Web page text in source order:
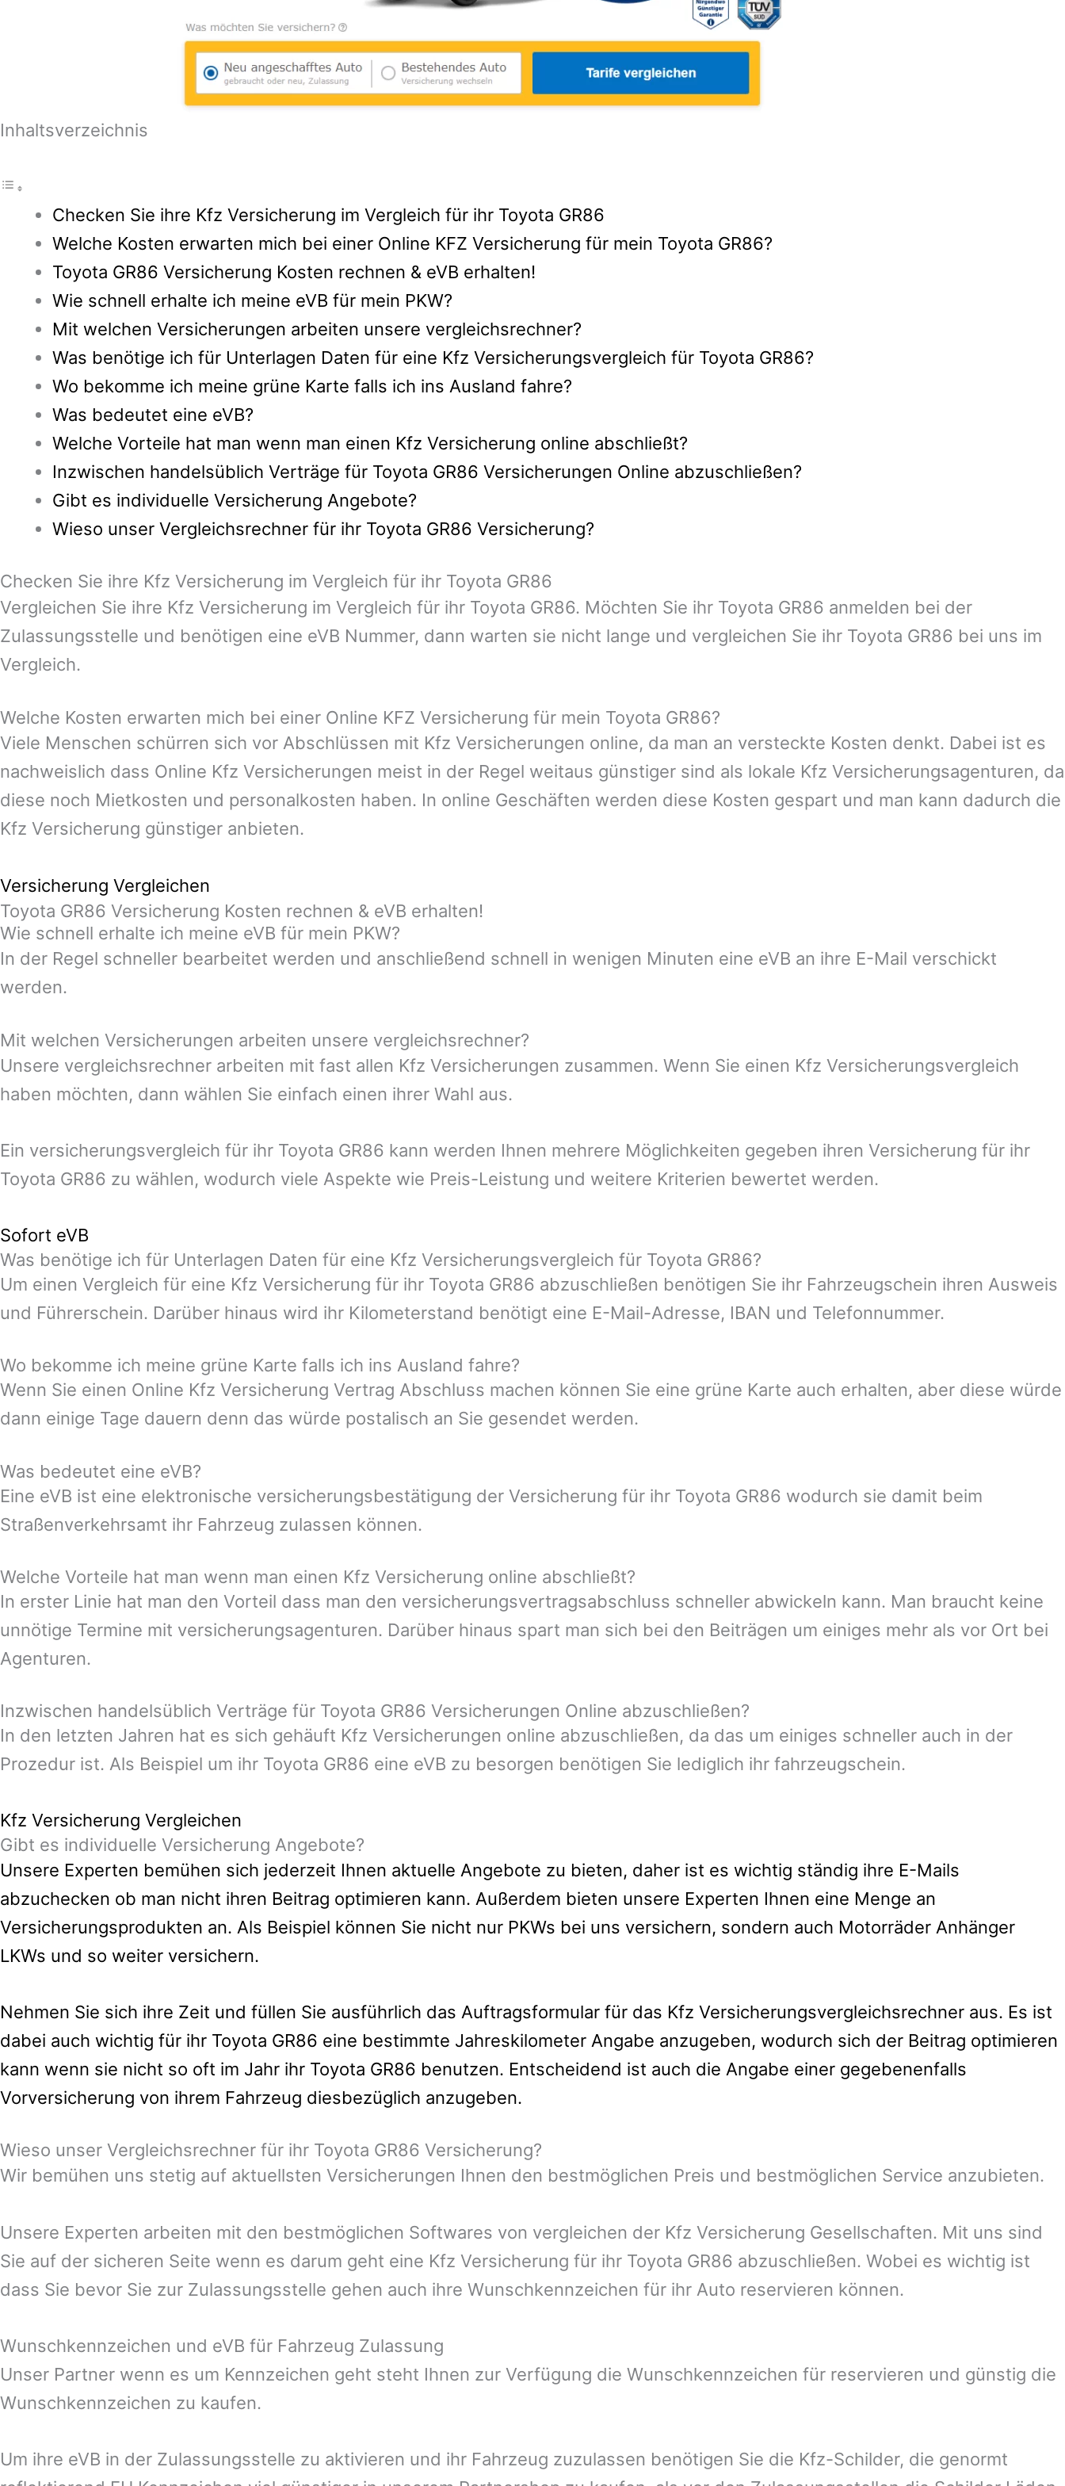
Inhaltsverzeichnis
Checken Sie ihre Kfz Versicherung im Vergleich für ihr Toyota GR86
Welche Kosten erwarten mich bei einer Online KFZ Versicherung für mein Toyota GR86?
Toyota GR86 Versicherung Kosten rechnen & eVB erhalten!
Wie schnell erhalte ich meine eVB für mein PKW?
Mit welchen Versicherungen arbeiten unsere vergleichsrechner?
Was benötige ich für Unterlagen Daten für eine Kfz Versicherungsvergleich für Toyota GR86?
Wo bekomme ich meine grüne Karte falls ich ins Ausland fahre?
Was bedeutet eine eVB?
Welche Vorteile hat man wenn man einen Kfz Versicherung online abschließt?
Inzwischen handelsüblich Verträge für Toyota GR86 Versicherungen Online abzuschließen?
Gibt es individuelle Versicherung Angebote?
Wieso unser Vergleichsrechner für ihr Toyota GR86 Versicherung?
Checken Sie ihre Kfz Versicherung im Vergleich für ihr Toyota GR86
Vergleichen Sie ihre Kfz Versicherung im Vergleich für ihr Toyota GR86. Möchten Sie ihr Toyota GR86 anmelden bei der
Zulassungsstelle und benötigen eine eVB Nummer, dann warten sie nicht lange und vergleichen Sie ihr Toyota GR86 bei uns im
Vergleich.
Welche Kosten erwarten mich bei einer Online KFZ Versicherung für mein Toyota GR86?
Viele Menschen schürren sich vor Abschlüssen mit Kfz Versicherungen online, da man an versteckte Kosten denkt. Dabei ist es
nachweislich dass Online Kfz Versicherungen meist in der Regel weitaus günstiger sind als lokale Kfz Versicherungsagenturen, da
diese noch Mietkosten und personalkosten haben. In online Geschäften werden diese Kosten gespart und man kann dadurch die
Kfz Versicherung günstiger anbieten.
Versicherung Vergleichen
Toyota GR86 Versicherung Kosten rechnen & eVB erhalten!
Wie schnell erhalte ich meine eVB für mein PKW?
In der Regel schneller bearbeitet werden und anschließend schnell in wenigen Minuten eine eVB an ihre E-Mail verschickt
werden.
Mit welchen Versicherungen arbeiten unsere vergleichsrechner?
Unsere vergleichsrechner arbeiten mit fast allen Kfz Versicherungen zusammen. Wenn Sie einen Kfz Versicherungsvergleich
haben möchten, dann wählen Sie einfach einen ihrer Wahl aus.
Ein versicherungsvergleich für ihr Toyota GR86 kann werden Ihnen mehrere Möglichkeiten gegeben ihren Versicherung für ihr
Toyota GR86 zu wählen, wodurch viele Aspekte wie Preis-Leistung und weitere Kriterien bewertet werden.
Sofort eVB
Was benötige ich für Unterlagen Daten für eine Kfz Versicherungsvergleich für Toyota GR86?
Um einen Vergleich für eine Kfz Versicherung für ihr Toyota GR86 abzuschließen benötigen Sie ihr Fahrzeugschein ihren Ausweis
und Führerschein. Darüber hinaus wird ihr Kilometerstand benötigt eine E-Mail-Adresse, IBAN und Telefonnummer.
Wo bekomme ich meine grüne Karte falls ich ins Ausland fahre?
Wenn Sie einen Online Kfz Versicherung Vertrag Abschluss machen können Sie eine grüne Karte auch erhalten, aber diese würde
dann einige Tage dauern denn das würde postalisch an Sie gesendet werden.
Was bedeutet eine eVB?
Eine eVB ist eine elektronische versicherungsbestätigung der Versicherung für ihr Toyota GR86 wodurch sie damit beim
Straßenverkehrsamt ihr Fahrzeug zulassen können.
Welche Vorteile hat man wenn man einen Kfz Versicherung online abschließt?
In erster Linie hat man den Vorteil dass man den versicherungsvertragsabschluss schneller abwickeln kann. Man braucht keine
unnötige Termine mit versicherungsagenturen. Darüber hinaus spart man sich bei den Beiträgen um einiges mehr als vor Ort bei
Agenturen.
Inzwischen handelsüblich Verträge für Toyota GR86 Versicherungen Online abzuschließen?
In den letzten Jahren hat es sich gehäuft Kfz Versicherungen online abzuschließen, da das um einiges schneller auch in der
Prozedur ist. Als Beispiel um ihr Toyota GR86 eine eVB zu besorgen benötigen Sie lediglich ihr fahrzeugschein.
Kfz Versicherung Vergleichen
Gibt es individuelle Versicherung Angebote?
Unsere Experten bemühen sich jederzeit Ihnen aktuelle Angebote zu bieten, daher ist es wichtig ständig ihre E-Mails
abzuchecken ob man nicht ihren Beitrag optimieren kann. Außerdem bieten unsere Experten Ihnen eine Menge an
Versicherungsprodukten an. Als Beispiel können Sie nicht nur PKWs bei uns versichern, sondern auch Motorräder Anhänger
LKWs und so weiter versichern.
Nehmen Sie sich ihre Zeit und füllen Sie ausführlich das Auftragsformular für das Kfz Versicherungsvergleichsrechner aus. Es ist
dabei auch wichtig für ihr Toyota GR86 eine bestimmte Jahreskilometer Angabe anzugeben, wodurch sich der Beitrag optimieren
kann wenn sie nicht so oft im Jahr ihr Toyota GR86 benutzen. Entscheidend ist auch die Angabe einer gegebenenfalls
Vorversicherung von ihrem Fahrzeug diesbezüglich anzugeben.
Wieso unser Vergleichsrechner für ihr Toyota GR86 Versicherung?
Wir bemühen uns stetig auf aktuellsten Versicherungen Ihnen den bestmöglichen Preis und bestmöglichen Service anzubieten.
Unsere Experten arbeiten mit den bestmöglichen Softwares von vergleichen der Kfz Versicherung Gesellschaften. Mit uns sind
Sie auf der sicheren Seite wenn es darum geht eine Kfz Versicherung für ihr Toyota GR86 abzuschließen. Wobei es wichtig ist
dass Sie bevor Sie zur Zulassungsstelle gehen auch ihre Wunschkennzeichen für ihr Auto reservieren können.
Wunschkennzeichen und eVB für Fahrzeug Zulassung
Unser Partner wenn es um Kennzeichen geht steht Ihnen zur Verfügung die Wunschkennzeichen für reservieren und günstig die
Wunschkennzeichen zu kaufen.
Um ihre eVB in der Zulassungsstelle zu aktivieren und ihr Fahrzeug zuzulassen benötigen Sie die Kfz-Schilder, die genormt